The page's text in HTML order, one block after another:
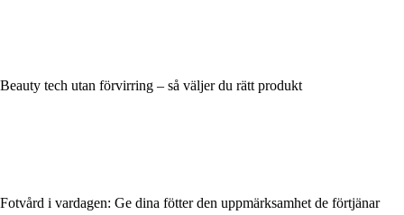
Beauty tech utan förvirring – så väljer du rätt produkt
Fotvård i vardagen: Ge dina fötter den uppmärksamhet de förtjänar